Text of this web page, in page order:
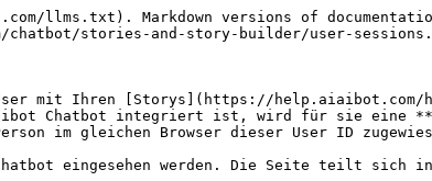
llms.txt). Markdown versions of
stories-and-story-builder/user-
mit Ihren [Storys](https://help.aiaibot.com/
Chatbot integriert ist, wird für sie eine
im gleichen Browser dieser User ID
eingesehen werden. Die Seite teilt sich